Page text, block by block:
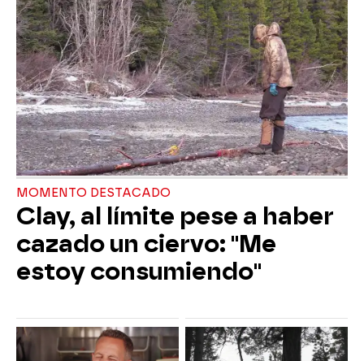
MOMENTO DESTACADO
Clay, al límite pese a haber
cazado un ciervo: "Me
estoy consumiendo"